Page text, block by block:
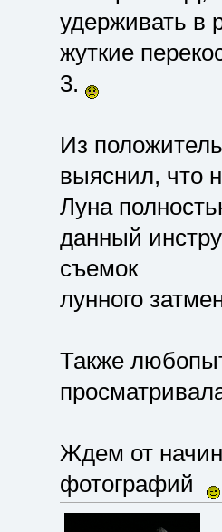
удерживать в
жуткие
3.
Из
выяснил, что
Луна
данный
съемок
лунного
Также
Ждем от
фотографий